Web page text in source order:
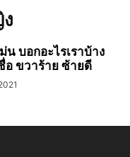
น บอกอะไรเราบ้าง
อ ขวาร้าย ซ้ายดี